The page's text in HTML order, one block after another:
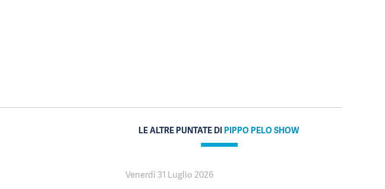
LE ALTRE PUNTATE DI PIPPO PELO SHOW
Venerdì 31 Luglio 2026